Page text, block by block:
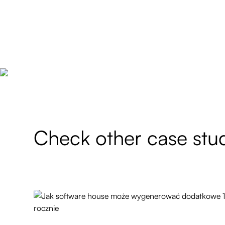
Check other case